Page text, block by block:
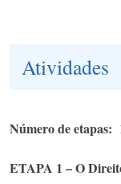
Atividades
Número de etapas
ETAPA 1 – O